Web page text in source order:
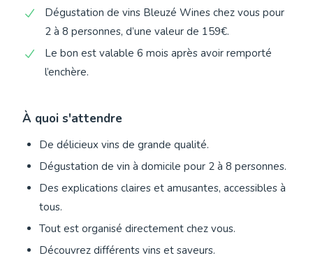
Dégustation de vins Bleuzé Wines chez vous pour
2 à 8 personnes, d’une valeur de 159€.
Le bon est valable 6 mois après avoir remporté
l’enchère.
À quoi s'attendre
De délicieux vins de grande qualité.
Dégustation de vin à domicile pour 2 à 8 personnes.
Des explications claires et amusantes, accessibles à
tous.
Tout est organisé directement chez vous.
Découvrez différents vins et saveurs.